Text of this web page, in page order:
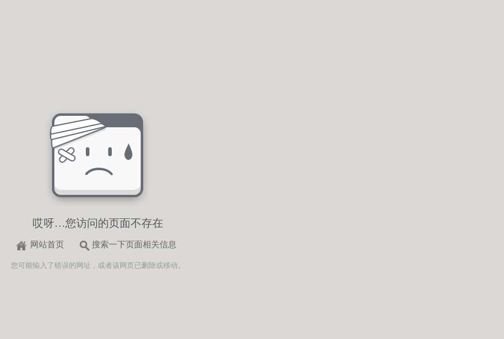
哎呀…您访问的页面不存在
网站首页 搜索一下页面相关信息
您可能输入了错误的网址，或者该网页已删除或移动。